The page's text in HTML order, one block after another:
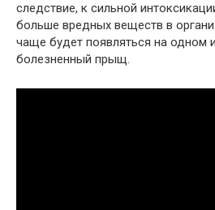
следствие, к сильной
больше вредных веществ в
чаще будет появляться на одном
болезненный прыщ.